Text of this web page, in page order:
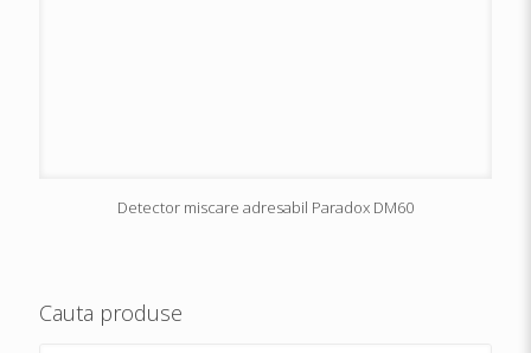
Detector miscare adresabil Paradox DM60
Cauta produse